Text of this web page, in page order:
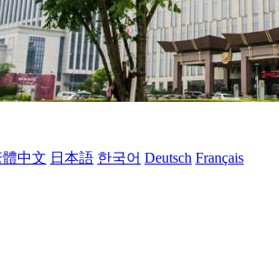
中文 日本語 한국어 Deutsch Français